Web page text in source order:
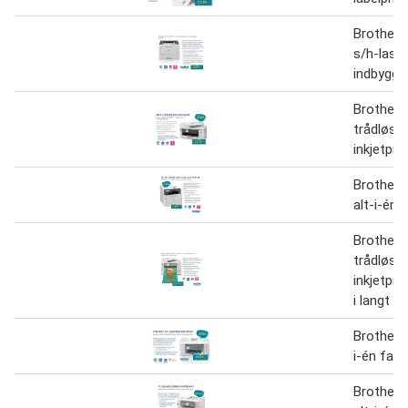
Brother
s/h-
Brother
trådløs
Brother
alt-i-én
Brother
trådløs
i langt
Brother
i-én
Brother